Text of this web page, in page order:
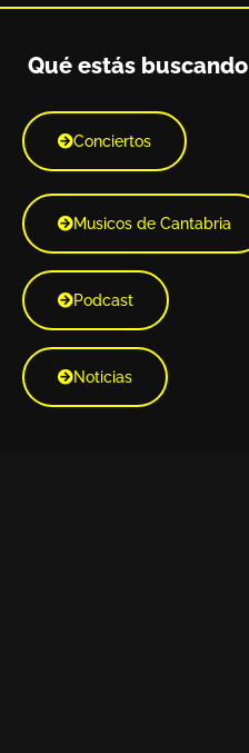
Qué estás buscando
Conciertos
Musicos de Cantabria
Podcast
Noticias